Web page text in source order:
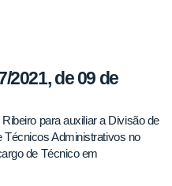
2021, de 09 de
para auxiliar a Divisão de
Administrativos no
de Técnico em